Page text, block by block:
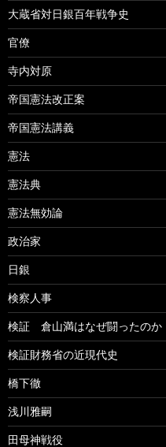
大蔵省対日銀百年戦争史
官僚
寺内対原
帝国憲法改正案
帝国憲法講義
憲法
憲法典
憲法無効論
政治家
日銀
検察人事
検証 倉山満はなぜ闘ったのか
検証財務省の近現代史
橋下徹
浅川雅嗣
田母神戦役